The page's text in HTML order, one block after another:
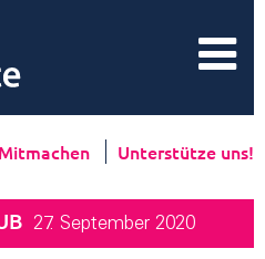
Mitmachen Unterstütze uns!
27. September 2020